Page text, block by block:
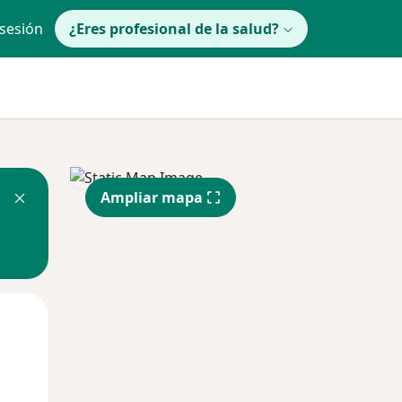
¿Eres profesional de la salud?
Ampliar mapa